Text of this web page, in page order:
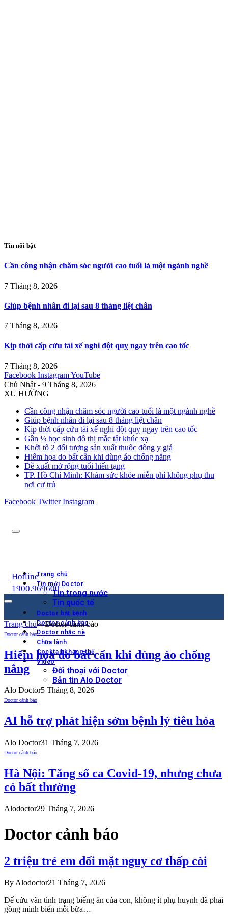
Tin nổi bật
Cần công nhận chăm sóc người cao tuổi là một ngành nghề
7 Tháng 8, 2026
Giúp bệnh nhân đi lại sau 8 tháng liệt chân
7 Tháng 8, 2026
Kịp thời cấp cứu tài xế nghi đột quỵ ngay trên cao tốc
7 Tháng 8, 2026
Facebook InstagramYouTube
Chủ Nhật - 9 Tháng 8, 2026
XU HƯỚNG
Cần công nhận chăm sóc người cao tuổi là một ngành nghề
Giúp bệnh nhân đi lại sau 8 tháng liệt chân
Kịp thời cấp cứu tài xế nghi đột quỵ ngay trên cao tốc
Gần ⅓ học sinh đô thị mắc tật khúc xạ
Khởi tố 2 đối tượng sản xuất thuốc đông y giả
Hiểm họa do bất cẩn khi dùng áo chống nắng
Đề xuất mở rộng tuổi hiến tạng
TP. Hồ Chí Minh: Khám sức khỏe miễn phí không phụ thu
nơi cư trú
Facebook Twitter Instagram
Trang chủ
Tin mới Doctor
Tin trong nước
Tin quốc tế
Doctor bắt bệnh
Doctor cảnh báo
Doctor nhắc nè
Chữa lành
Cocktail kháng thể
Video
Đối thoại với Doctor
Bản tin Alo Doctor
Hotline
1900.969600
Trang chủ»Doctor cảnh báo
Doctor cảnh báo
Hiểm họa do bất cẩn khi dùng áo chống
nắng
Alo Doctor5 Tháng 8, 2026
Doctor cảnh báo
AI hỗ trợ phát hiện sớm bệnh lý tiêu hóa
Alo Doctor31 Tháng 7, 2026
Doctor cảnh báo
Hà Nội: Tăng số ca Covid-19, nhưng chưa
có bất thường
Alodoctor29 Tháng 7, 2026
Doctor cảnh báo
2 triệu trẻ em đối mặt nguy cơ thấp còi
By Alodoctor21 Tháng 7, 2026
Để cứu vãn tình trạng biếng ăn của con, không ít phụ huynh đã phải
gồng mình biến mỗi bữa…